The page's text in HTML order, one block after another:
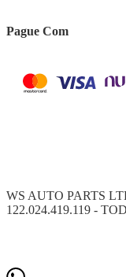
Pague Com
WS AUTO PARTS
122.024.419.119 -